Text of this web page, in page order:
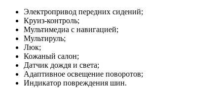
Электропривод передних сидений;
Круиз-контроль;
Мультимедиа с навигацией;
Мультируль;
Люк;
Кожаный салон;
Датчик дождя и света;
Адаптивное освещение поворотов;
Индикатор повреждения шин.